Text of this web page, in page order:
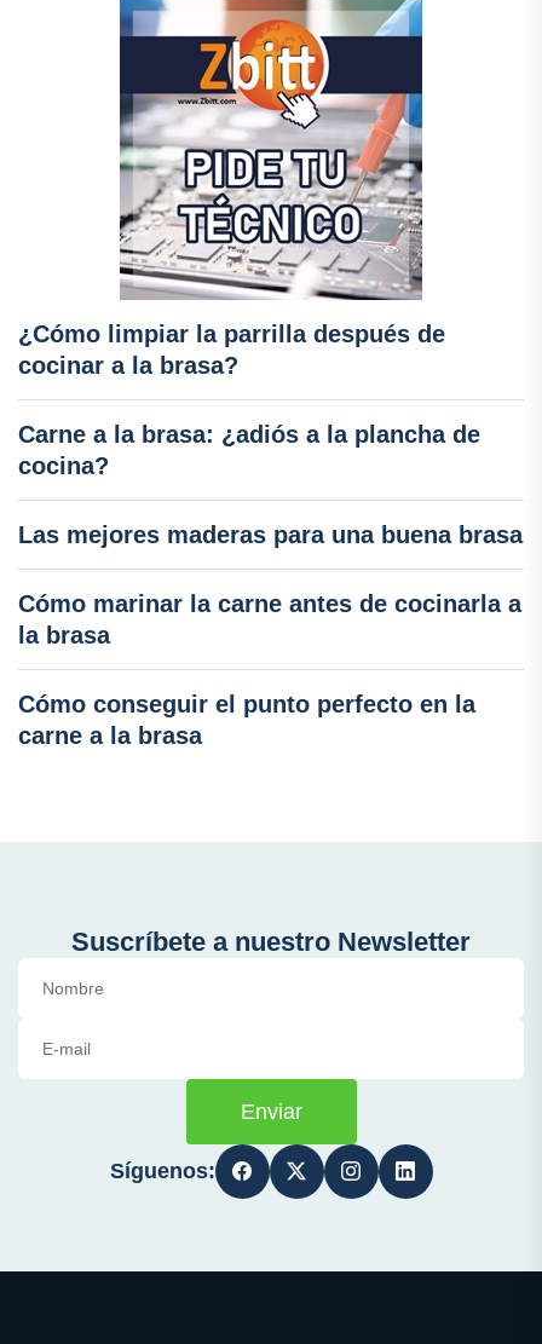
¿Cómo limpiar la parrilla después de
cocinar a la brasa?
Carne a la brasa: ¿adiós a la plancha de
cocina?
Las mejores maderas para una buena brasa
Cómo marinar la carne antes de cocinarla a
la brasa
Cómo conseguir el punto perfecto en la
carne a la brasa
Suscríbete a nuestro Newsletter
Enviar
Síguenos: